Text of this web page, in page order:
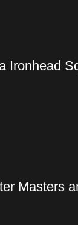
Ironhead
Masters